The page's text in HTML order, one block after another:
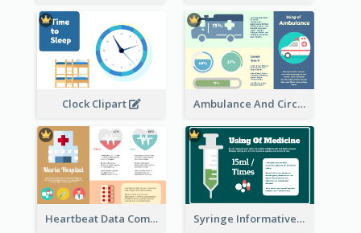
Clock Clipart Ambulance And Circular Informative Report
Heartbeat Data Comparison Syringe Informative Clipart